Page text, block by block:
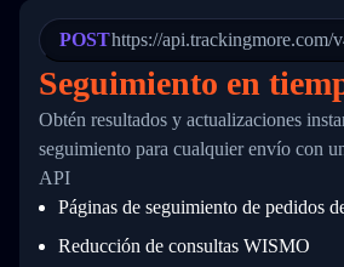
24
26
27
28
29
32
34
          },
          {
"Date":
"Details":
          }
        ]
    ]
}
POSThttps://api.trackingmore.com/
Seguimiento en
Obtén resultados y actualizaciones
seguimiento para cualquier envío con
API
Páginas de seguimiento de pedidos
Reducción de consultas WISMO